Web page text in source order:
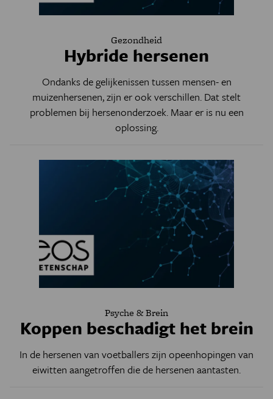
Gezondheid
Hybride hersenen
Ondanks de gelijkenissen tussen mensen- en
muizenhersenen, zijn er ook verschillen. Dat stelt
problemen bij hersenonderzoek. Maar er is nu een
oplossing.
Psyche & Brein
Koppen beschadigt het brein
In de hersenen van voetballers zijn opeenhopingen van
eiwitten aangetroffen die de hersenen aantasten.